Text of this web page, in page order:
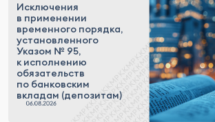
Исключения
в применении
временного порядка,
установленного
Указом № 95,
к исполнению
обязательств
по банковским
вкладам (депозитам)